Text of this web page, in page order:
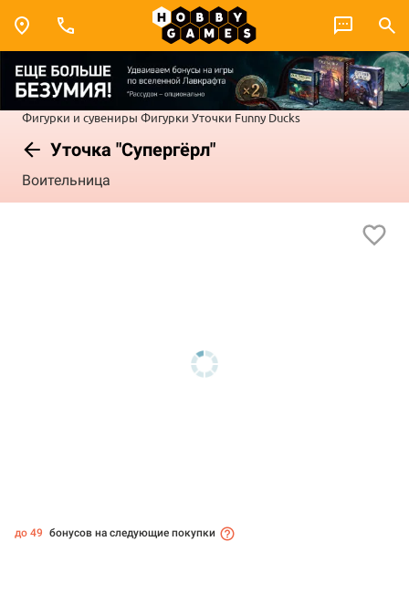
Фигурки и сувениры Фигурки Уточки Funny Ducks
Уточка "Супергёрл"
Воительница
до 49 бонусов на следующие покупки